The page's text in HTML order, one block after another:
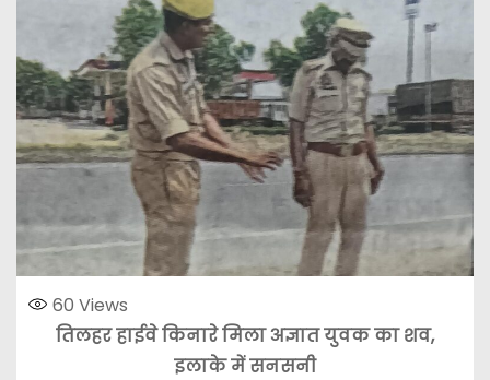
60 Views
तिलहर हाईवे किनारे मिला अज्ञात युवक का शव,
इलाके में सनसनी